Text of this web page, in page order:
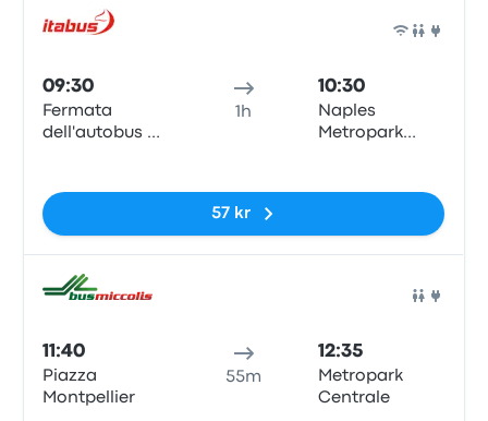
09:30
Fermata
dell'autobus de
Concordia
1h
10:30
Naples
Metropark
57 kr
11:40
Piazza
Montpellier
55m
12:35
Metropark
Centrale